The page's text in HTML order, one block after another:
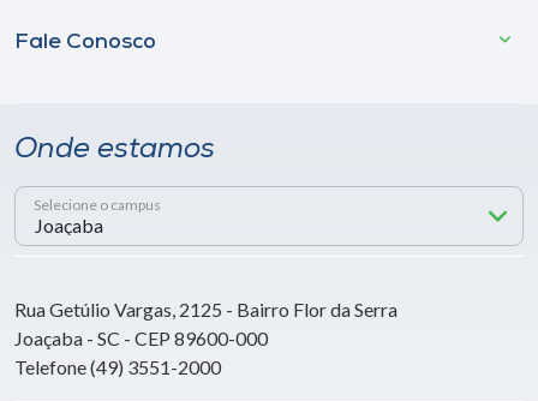
Fale Conosco
Onde estamos
Selecione o campus
Rua Getúlio Vargas, 2125 - Bairro Flor da Serra
Joaçaba - SC - CEP 89600-000
Telefone (49) 3551-2000